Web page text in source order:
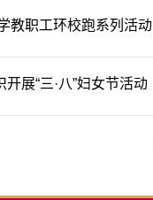
教职工环校跑系列活动
展“三·八”妇女节活动